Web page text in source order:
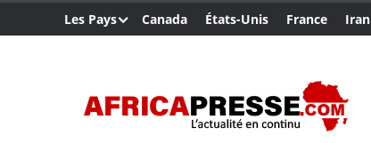
Les Pays Canada États-Unis France Iran